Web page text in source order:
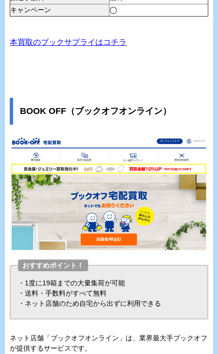
キャンペーン
◯
本買取のブックサプライはコチラ
BOOK OFF（ブックオフオンライン）
おすすめポイント！
・1度に19箱までの大量集荷が可能
・送料・手数料がすべて無料
・ネット店舗のため自宅から出ずに利用できる
ネット店舗「ブックオフオンライン」は、業界最大手ブックオフ
が提供するサービスです。